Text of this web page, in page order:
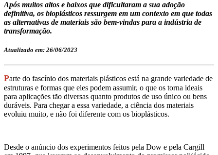
Após muitos altos e baixos que dificultaram a sua adoção
definitiva, os bioplásticos ressurgem em um contexto em que todas
as alternativas de materiais são bem-vindas para a indústria de
transformação.
Atualizado em: 26/06/2023
Parte do fascínio dos materiais plásticos está na grande variedade de
estruturas e formas que eles podem assumir, o que os torna ideais
para aplicações tão diversas quanto produtos de uso único ou bens
duráveis. Para chegar a essa variedade, a ciência dos materiais
evoluiu muito, e não foi diferente com os bioplásticos.
Desde o anúncio dos experimentos feitos pela Dow e pela Cargill